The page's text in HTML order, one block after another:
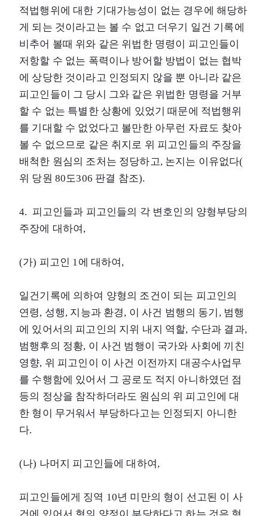
적법행위에 대한 기대가능성이 없는 경우에 해당하
게 되는 것이라고는 볼 수 없고 더우기 일건 기록에
비추어 볼때 위와 같은 위법한 명령이 피고인들이
저항할 수 없는 폭력이나 방어할 방법이 없는 협박
에 상당한 것이라고 인정되지 않을 뿐 아니라 같은
피고인들이 그 당시 그와 같은 위법한 명령을 거부
할 수 없는 특별한 상황에 있었기 때문에 적법행위
를 기대할 수 없었다고 볼만한 아무런 자료도 찾아
볼 수 없으므로 같은 취지로 위 피고인들의 주장을
배척한 원심의 조처는 정당하고, 논지는 이유없다(
위 당원 80도306 판결 참조).
4. 피고인들과 피고인들의 각 변호인의 양형부당의
주장에 대하여,
(가) 피고인 1에 대하여,
일건기록에 의하여 양형의 조건이 되는 피고인의
연령, 성행, 지능과 환경, 이 사건 범행의 동기, 범행
에 있어서의 피고인의 지위 내지 역할, 수단과 결과,
범행후의 정황, 이 사건 범행이 국가와 사회에 끼친
영향, 위 피고인이 이 사건 이전까지 대공수사업무
를 수행함에 있어서 그 공로도 적지 아니하였던 점
등의 정상을 참작하더라도 원심의 위 피고인에 대
한 형이 무거워서 부당하다고는 인정되지 아니한
다.
(나) 나머지 피고인들에 대하여,
피고인들에게 징역 10년 미만의 형이 선고된 이 사
건에 있어서 형의 양정이 부당하다고 하는 것은 형